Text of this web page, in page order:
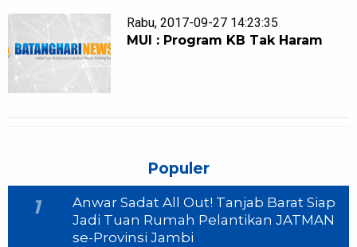
Rabu, 2017-09-27 14:23:35
MUI : Program KB Tak Haram
Populer
1
Anwar Sadat All Out! Tanjab Barat Siap
Jadi Tuan Rumah Pelantikan JATMAN
se-Provinsi Jambi